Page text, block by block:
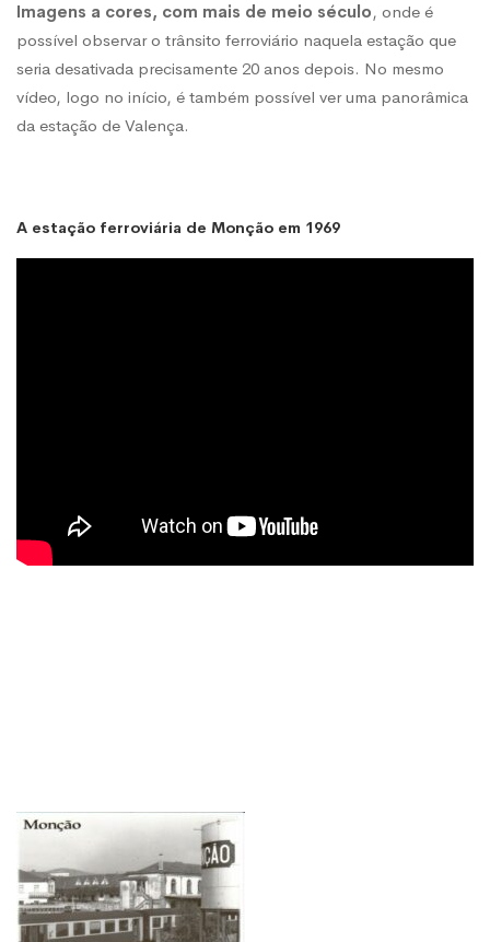
Imagens a cores, com mais de meio século, onde é
possível observar o trânsito ferroviário naquela estação que
seria desativada precisamente 20 anos depois. No mesmo
vídeo, logo no início, é também possível ver uma panorâmica
da estação de Valença.
A estação ferroviária de Monção em 1969